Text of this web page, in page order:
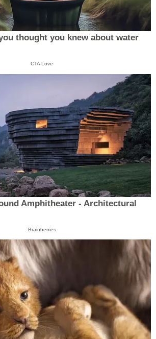
thought you knew about water
CTA Love
Amphitheater - Architectural
Brainberries